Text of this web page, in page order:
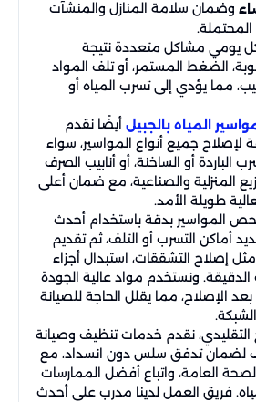
وضمان سلامة المنازل والمنشآت
المحتملة.
يومي مشاكل متعددة نتيجة
الضغط المستمر، أو تلف المواد
مما يؤدي إلى تسرب المياه أو
المياه بالجبيل أيضًا نقدم
لإصلاح جميع أنواع المواسير، سواء
الباردة أو الساخنة، أو أنابيب الصرف
المنزلية والصناعية، مع ضمان أعلى
طويلة الأمد.
المواسير بدقة باستخدام أحدث
أماكن التسرب أو التلف، ثم تقديم
إصلاح التشققات، استبدال أجزاء
الدقيقة. ونستخدم مواد عالية الجودة
بعد الإصلاح، مما يقلل الحاجة للصيانة
التقليدي، نقدم خدمات تنظيف وصيانة
لضمان تدفق سلس دون انسداد، مع
العامة، واتباع أفضل الممارسات
فريق العمل لدينا مدرب على أحدث